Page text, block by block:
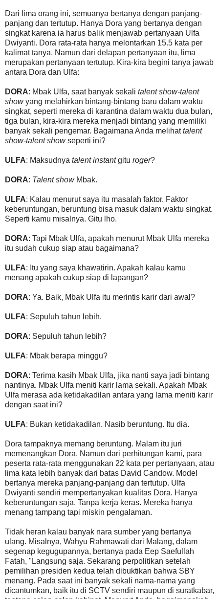
Dari lima orang ini, semuanya bertanya dengan panjang-
panjang dan tertutup. Hanya Dora yang bertanya dengan
singkat karena ia harus balik menjawab pertanyaan Ulfa
Dwiyanti. Dora rata-rata hanya melontarkan 15.5 kata per
kalimat tanya. Namun dari delapan pertanyaan itu, lima
merupakan pertanyaan tertutup. Kira-kira begini tanya jawab
antara Dora dan Ulfa:
DORA: Mbak Ulfa, saat banyak sekali talent show-talent
showyang melahirkan bintang-bintang baru dalam waktu
singkat, seperti mereka di karantina dalam waktu dua bulan,
tiga bulan, kira-kira mereka menjadi bintang yang memiliki
banyak sekali pengemar. Bagaimana Anda melihattalent
show-talent showseperti ini?
ULFA: Maksudnya talent instantgitu roger?
DORA: Talent showMbak.
ULFA: Kalau menurut saya itu masalah faktor. Faktor
keberuntungan, beruntung bisa masuk dalam waktu singkat.
Seperti kamu misalnya. Gitu lho.
DORA: Tapi Mbak Ulfa, apakah menurut Mbak Ulfa mereka
itu sudah cukup siap atau bagaimana?
ULFA: Itu yang saya khawatirin. Apakah kalau kamu
menang apakah cukup siap di lapangan?
DORA: Ya. Baik, Mbak Ulfa itu merintis karir dari awal?
ULFA: Sepuluh tahun lebih.
DORA: Sepuluh tahun lebih?
ULFA: Mbak berapa minggu?
DORA: Terima kasih Mbak Ulfa, jika nanti saya jadi bintang
nantinya. Mbak Ulfa meniti karir lama sekali. Apakah Mbak
Ulfa merasa ada ketidakadilan antara yang lama meniti karir
dengan saat ini?
ULFA: Bukan ketidakadilan. Nasib beruntung. Itu dia.
Dora tampaknya memang beruntung. Malam itu juri
memenangkan Dora. Namun dari perhitungan kami, para
peserta rata-rata menggunakan 22 kata per pertanyaan, atau
lima kata lebih banyak dari batas David Candow. Model
bertanya mereka panjang-panjang dan tertutup. Ulfa
Dwiyanti sendiri mempertanyakan kualitas Dora. Hanya
keberuntungan saja. Tanpa kerja keras. Mereka hanya
menang tampang tapi miskin pengalaman.
Tidak heran kalau banyak nara sumber yang bertanya
ulang. Misalnya, Wahyu Rahmawati dari Malang, dalam
segenap kegugupannya, bertanya pada Eep Saefullah
Fatah, "Langsung saja. Sekarang perpolitikan setelah
pemilihan presiden kedua telah dibuktikan bahwa SBY
menang. Pada saat ini banyak sekali nama-nama yang
dicantumkan, baik itu di SCTV sendiri maupun di suratkabar,